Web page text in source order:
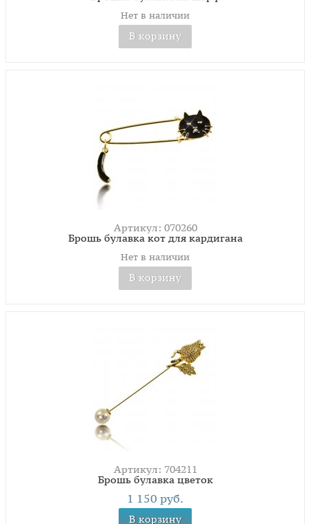
Нет в наличии
В корзину
Артикул: 070260
Брошь булавка кот для кардигана
Нет в наличии
В корзину
Артикул: 704211
Брошь булавка цветок
1 150 руб.
В корзину